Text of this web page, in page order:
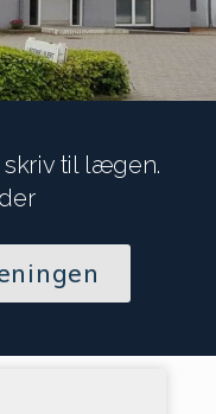
skriv til lægen.